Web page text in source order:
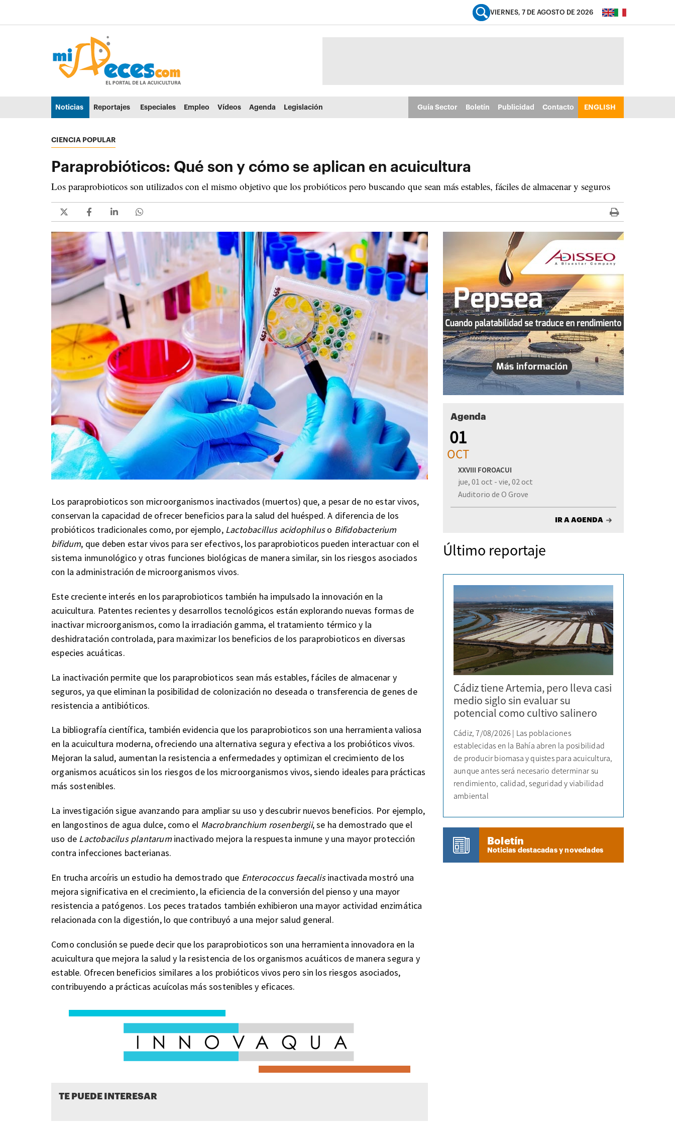
Ir al menú principal (alt + u)
VIERNES, 7 DE AGOSTO DE 2026
Noticias Reportajes Especiales Empleo Vídeos Agenda Legislación Guía Sector Boletín Publicidad Contacto ENGLISH
CIENCIA POPULAR
Paraprobióticos: Qué son y cómo se aplican en acuicultura
Los paraprobioticos son utilizados con el mismo objetivo que los probióticos pero buscando que sean más estables, fáciles de almacenar y seguros
Los paraprobioticos son microorganismos inactivados (muertos) que, a pesar de no estar vivos,
conservan la capacidad de ofrecer beneficios para la salud del huésped. A diferencia de los
probióticos tradicionales como, por ejemplo, Lactobacillus acidophiluso Bifidobacterium
bifidum, que deben estar vivos para ser efectivos, los paraprobioticos pueden interactuar con el
sistema inmunológico y otras funciones biológicas de manera similar, sin los riesgos asociados
con la administración de microorganismos vivos.
Este creciente interés en los paraprobioticos también ha impulsado la innovación en la
acuicultura. Patentes recientes y desarrollos tecnológicos están explorando nuevas formas de
inactivar microorganismos, como la irradiación gamma, el tratamiento térmico y la
deshidratación controlada, para maximizar los beneficios de los paraprobioticos en diversas
especies acuáticas.
La inactivación permite que los paraprobioticos sean más estables, fáciles de almacenar y
seguros, ya que eliminan la posibilidad de colonización no deseada o transferencia de genes de
resistencia a antibióticos.
La bibliografía científica, también evidencia que los paraprobioticos son una herramienta valiosa
en la acuicultura moderna, ofreciendo una alternativa segura y efectiva a los probióticos vivos.
Mejoran la salud, aumentan la resistencia a enfermedades y optimizan el crecimiento de los
organismos acuáticos sin los riesgos de los microorganismos vivos, siendo ideales para prácticas
más sostenibles.
La investigación sigue avanzando para ampliar su uso y descubrir nuevos beneficios. Por ejemplo,
en langostinos de agua dulce, como el Macrobranchium rosenbergii, se ha demostrado que el
uso de Lactobacilus plantaruminactivado mejora la respuesta inmune y una mayor protección
contra infecciones bacterianas.
En trucha arcoíris un estudio ha demostrado que Enterococcus faecalisinactivada mostró una
mejora significativa en el crecimiento, la eficiencia de la conversión del pienso y una mayor
resistencia a patógenos. Los peces tratados también exhibieron una mayor actividad enzimática
relacionada con la digestión, lo que contribuyó a una mejor salud general.
Como conclusión se puede decir que los paraprobioticos son una herramienta innovadora en la
acuicultura que mejora la salud y la resistencia de los organismos acuáticos de manera segura y
estable. Ofrecen beneficios similares a los probióticos vivos pero sin los riesgos asociados,
contribuyendo a prácticas acuícolas más sostenibles y eficaces.
TE PUEDE INTERESAR
Agenda
01
OCT
XXVIII FOROACUI
jue, 01 oct - vie, 02 oct
Auditorio de O Grove
IR A AGENDA
Último reportaje
Cádiz tiene Artemia, pero lleva casi
medio siglo sin evaluar su
potencial como cultivo salinero
Cádiz, 7/08/2026 | Las poblaciones
establecidas en la Bahía abren la posibilidad
de producir biomasa y quistes para acuicultura,
aunque antes será necesario determinar su
rendimiento, calidad, seguridad y viabilidad
ambiental
Boletín
Noticias destacadas y novedades